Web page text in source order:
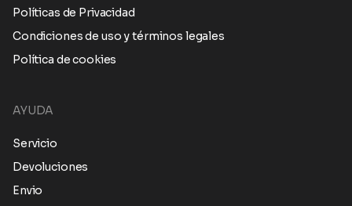
Políticas de Privacidad
Condiciones de uso y términos legales
Política de cookies
AYUDA
Servicio
Devoluciones
Envio